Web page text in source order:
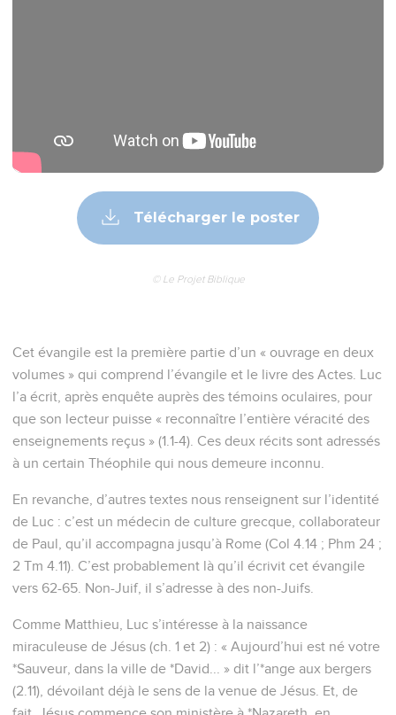
Télécharger le poster
© Le Projet Biblique
Cet évangile est la première partie d’un « ouvrage en deux
volumes » qui comprend l’évangile et le livre des Actes. Luc
l’a écrit, après enquête auprès des témoins oculaires, pour
que son lecteur puisse « reconnaître l’entière véracité des
enseignements reçus » (1.1-4). Ces deux récits sont adressés
à un certain Théophile qui nous demeure inconnu.
En revanche, d’autres textes nous renseignent sur l’identité
de Luc : c’est un médecin de culture grecque, collaborateur
de Paul, qu’il accompagna jusqu’à Rome (Col 4.14 ; Phm 24 ;
2 Tm 4.11). C’est probablement là qu’il écrivit cet évangile
vers 62-65. Non-Juif, il s’adresse à des non-Juifs.
Comme Matthieu, Luc s’intéresse à la naissance
miraculeuse de Jésus (ch. 1 et 2) : « Aujourd’hui est né votre
*Sauveur, dans la ville de *David... » dit l’*ange aux bergers
(2.11), dévoilant déjà le sens de la venue de Jésus. Et, de